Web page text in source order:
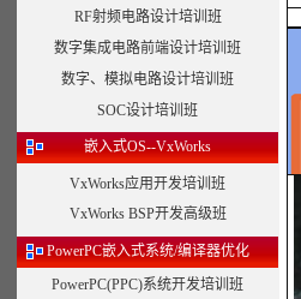
RF射频电路设计培训班
数字集成电路前端设计培训班
数字、模拟电路设计培训班
SOC设计培训班
嵌入式OS--VxWorks
VxWorks应用开发培训班
VxWorks BSP开发高级班
PowerPC嵌入式系统/编译器优化
PowerPC(PPC)系统开发培训班